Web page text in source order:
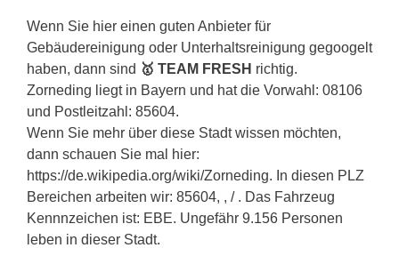
Wenn Sie hier einen guten Anbieter für
Gebäudereinigung oder Unterhaltsreinigung gegoogelt
haben, dann sind 🥇 TEAM FRESH richtig.
Zorneding liegt in Bayern und hat die Vorwahl: 08106
und Postleitzahl: 85604.
Wenn Sie mehr über diese Stadt wissen möchten,
dann schauen Sie mal hier:
https://de.wikipedia.org/wiki/Zorneding. In diesen PLZ
Bereichen arbeiten wir: 85604, , / . Das Fahrzeug
Kennnzeichen ist: EBE. Ungefähr 9.156 Personen
leben in dieser Stadt.